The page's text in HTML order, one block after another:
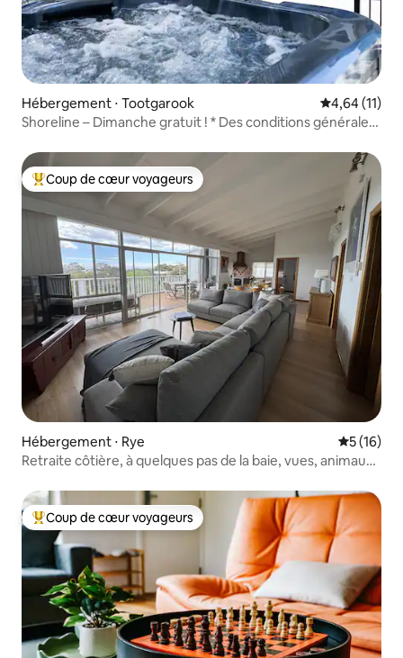
Hébergement ⋅ Tootgarook Évaluation
4,64 (11)
Shoreline – Dimanche gratuit ! * Des conditions générales
Coups de cœur voyageurs les plus appréciés
Coup de cœur voyageurs
Hébergement ⋅ Rye
5 (16)
Retraite côtière, à quelques pas de la baie, vues, animaux
Coups de cœur voyageurs les plus appréciés
Coup de cœur voyageurs